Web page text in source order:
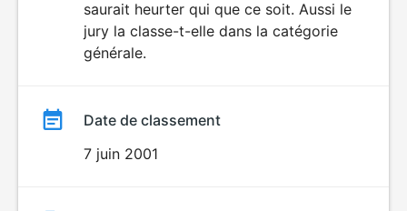
saurait heurter qui que ce soit. Aussi le
jury la classe-t-elle dans la catégorie
générale.
Date de classement
7 juin 2001